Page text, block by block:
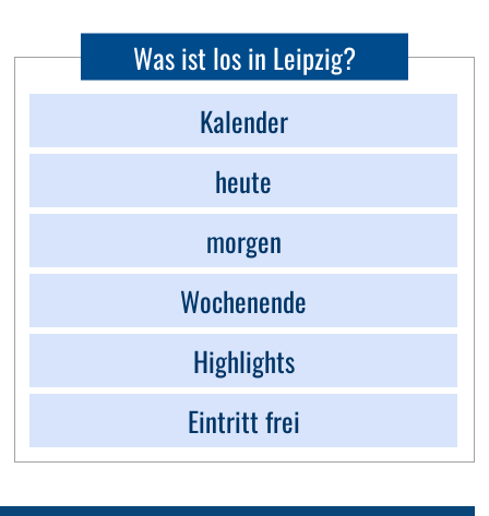
Was ist los in Leipzig?
Kalender
heute
morgen
Wochenende
Highlights
Eintritt frei